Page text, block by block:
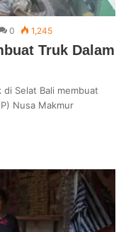
0 1,245
Truk Dalam
di Selat Bali membuat
Nusa Makmur